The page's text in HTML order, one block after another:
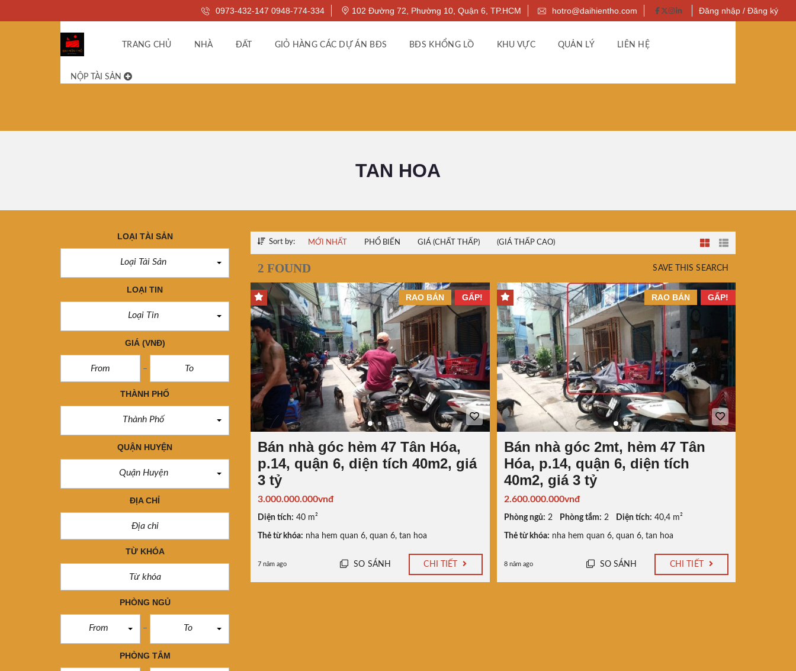
0973-432-147 0948-774-334 102 Đường 72, Phường 10, Quận 6, TP.HCM hotro@daihientho.com Đăng nhập / Đăng ký
TRANG CHỦ NHÀ ĐẤT GIỎ HÀNG CÁC DỰ ÁN BĐS BĐS KHỔNG LỒ KHU VỰC QUẢN LÝ LIÊN HỆ
NỘP TÀI SẢN
TAN HOA
LOẠI TÀI SẢN
Loại Tài Sản
LOẠI TIN
Loại Tin
GIÁ (VNĐ)
THÀNH PHỐ
Thành Phố
QUẬN HUYỆN
Quận Huyện
ĐỊA CHỈ
TỪ KHÓA
PHÒNG NGỦ
From To
PHÒNG TẮM
Sort by: MỚI NHẤT PHỔ BIẾN GIÁ (CHẤT THẤP) (GIÁ THẤP CAO)
SAVE THIS SEARCH
2 FOUND
GẤP!
RAO BÁN
Bán nhà góc hẻm 47 Tân Hóa,
p.14, quận 6, diện tích 40m2, giá
3 tỷ
3.000.000.000vnđ
Diện tích: 40 m²
Thẻ từ khóa: nha hem quan 6, quan 6, tan hoa
7 năm ago SO SÁNH CHI TIẾT
GẤP!
RAO BÁN
Bán nhà góc 2mt, hẻm 47 Tân
Hóa, p.14, quận 6, diện tích
40m2, giá 3 tỷ
2.600.000.000vnđ
Phòng ngủ: 2 Phòng tắm: 2 Diện tích: 40,4 m²
Thẻ từ khóa: nha hem quan 6, quan 6, tan hoa
8 năm ago SO SÁNH CHI TIẾT